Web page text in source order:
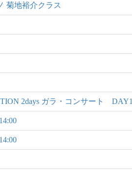
菊地裕介クラス
2days ガラ・コンサート DAY1